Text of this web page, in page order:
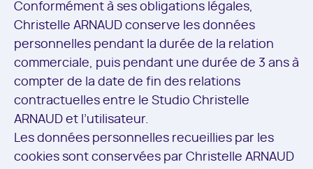
Conformément à ses obligations légales,
Christelle ARNAUD conserve les données
personnelles pendant la durée de la relation
commerciale, puis pendant une durée de 3 ans à
compter de la date de fin des relations
contractuelles entre le Studio Christelle
ARNAUD et l’utilisateur.
Les données personnelles recueillies par les
cookies sont conservées par Christelle ARNAUD